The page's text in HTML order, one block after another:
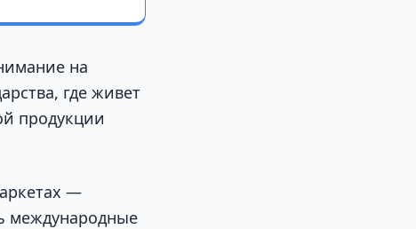
на
где живет
продукции
—
международные